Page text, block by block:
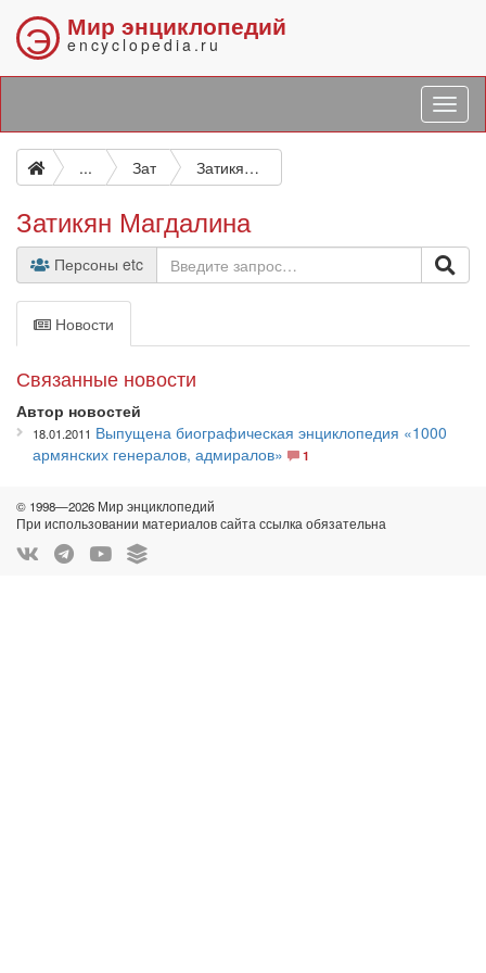
Э Мир энциклопедий
encyclopedia.ru
... Зат Затикян Магдалина
Затикян Магдалина
Персоны etc
Новости
Связанные новости
Автор новостей
18.01.2011 Выпущена биографическая энциклопедия «1000
армянских генералов, адмиралов»
1
© 1998—2026 Мир энциклопедий
При использовании материалов сайта ссылка обязательна